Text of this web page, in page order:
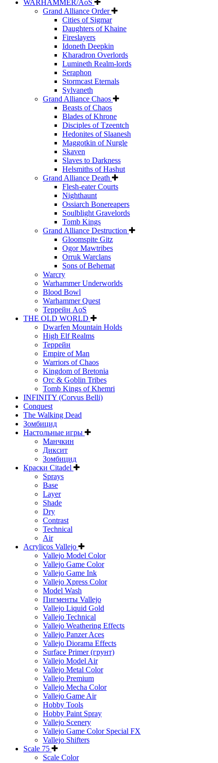
WARHAMMER/AoS
Grand Alliance Order
Cities of Sigmar
Daughters of Khaine
Fireslayers
Idoneth Deepkin
Kharadron Overlords
Lumineth Realm-lords
Seraphon
Stormcast Eternals
Sylvaneth
Grand Alliance Chaos
Beasts of Chaos
Blades of Khrone
Disciples of Tzeentch
Hedonites of Slaanesh
Maggotkin of Nurgle
Skaven
Slaves to Darkness
Helsmiths of Hashut
Grand Alliance Death
Flesh-eater Courts
Nighthaunt
Ossiarch Bonereapers
Soulblight Gravelords
Tomb Kings
Grand Alliance Destruction
Gloomspite Gitz
Ogor Mawtribes
Orruk Warclans
Sons of Behemat
Warcry
Warhammer Underworlds
Blood Bowl
Warhammer Quest
Террейн AoS
THE OLD WORLD
Dwarfen Mountain Holds
High Elf Realms
Террейн
Empire of Man
Warriors of Chaos
Kingdom of Bretonia
Orc & Goblin Tribes
Tomb Kings of Khemri
INFINITY (Corvus Belli)
Conquest
The Walking Dead
Зомбицид
Настольные игры
Манчкин
Диксит
Зомбицид
Краски Citadel
Sprays
Base
Layer
Shade
Dry
Contrast
Technical
Air
Acrylicos Vallejo
Vallejo Model Color
Vallejo Game Color
Vallejo Game Ink
Vallejo Xpress Color
Model Wash
Пигменты Vallejo
Vallejo Liquid Gold
Vallejo Technical
Vallejo Weathering Effects
Vallejo Panzer Aces
Vallejo Diorama Effects
Surface Primer (грунт)
Vallejo Model Air
Vallejo Metal Color
Vallejo Premium
Vallejo Mecha Color
Vallejo Game Air
Hobby Tools
Hobby Paint Spray
Vallejo Scenery
Vallejo Game Color Special FX
Vallejo Shifters
Scale 75
Scale Color